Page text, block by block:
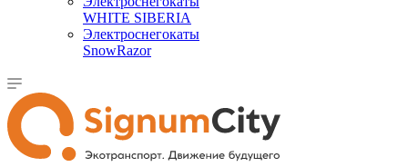
WHITE SIBERIA
Электроснегокаты
SnowRazor